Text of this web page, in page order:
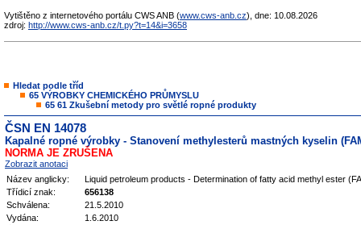
Vytištěno z internetového portálu CWS ANB (www.cws-anb.cz), dne: 10.08.2026
zdroj: http://www.cws-anb.cz/t.py?t=14&i=3658
Hledat podle tříd
65 VÝROBKY CHEMICKÉHO PRŮMYSLU
65 61 Zkušební metody pro světlé ropné produkty
ČSN EN 14078
Kapalné ropné výrobky - Stanovení methylesterů mastných kyselin
NORMA JE ZRUŠENA
Zobrazit anotaci
Název anglicky:
Liquid petroleum products - Determination of fatty acid methyl ester
Třídicí znak:
656138
Schválena:
21.5.2010
Vydána:
1.6.2010